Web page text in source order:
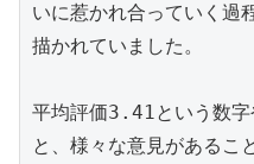
いに惹かれ合っていく過
描かれていました。
平均評価3.41という数字
と、様々な意見があるこ